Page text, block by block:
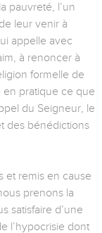
pauvreté, l’un
leur venir à
appelle avec
à renoncer à
formelle de
en pratique ce que
du Seigneur, le
des bénédictions
et remis en cause
prenons la
satisfaire d’une
l’hypocrisie dont